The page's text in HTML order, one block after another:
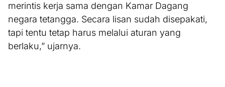
merintis kerja sama dengan Kamar Dagang
negara tetangga. Secara lisan sudah disepakati,
tapi tentu tetap harus melalui aturan yang
berlaku,” ujarnya.